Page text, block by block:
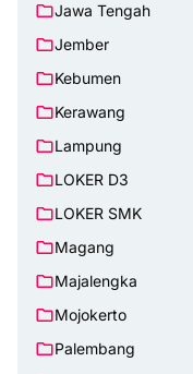
Jawa Tengah
Jember
Kebumen
Kerawang
Lampung
LOKER D3
LOKER SMK
Magang
Majalengka
Mojokerto
Palembang